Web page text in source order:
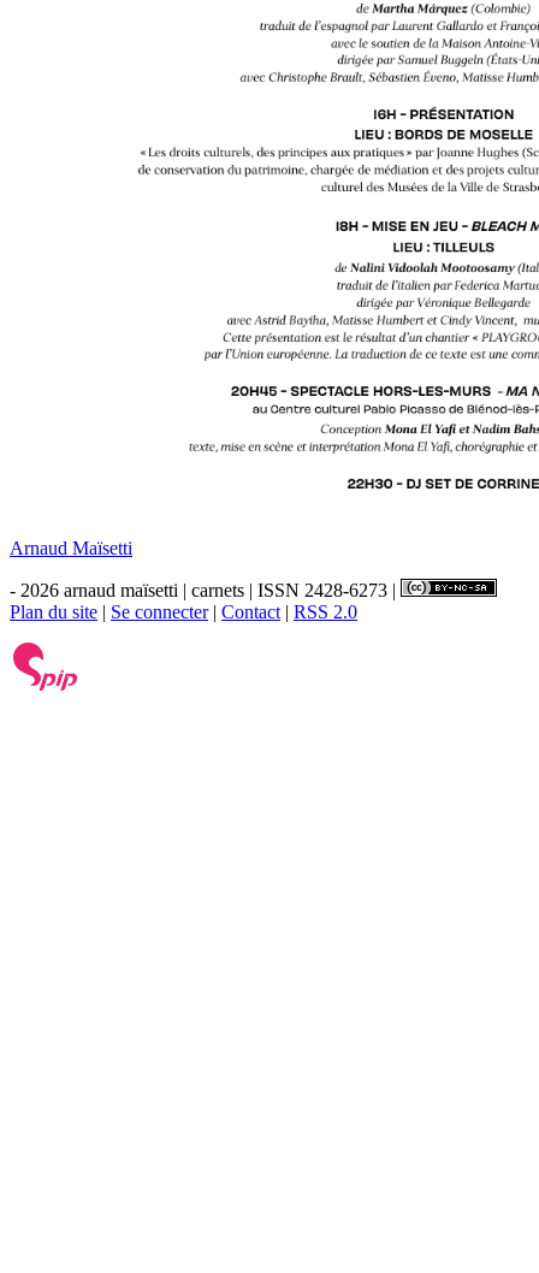
Arnaud Maïsetti
- 2026 arnaud maïsetti | carnets | ISSN 2428-6273 |
Plan du site | Se connecter| Contact | RSS 2.0